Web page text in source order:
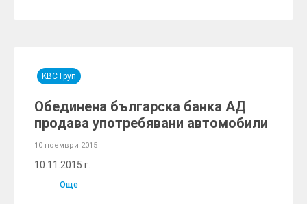
KBC Груп
Обединена българска банка АД
продава употребявани автомобили
10 ноември 2015
10.11.2015 г.
Още